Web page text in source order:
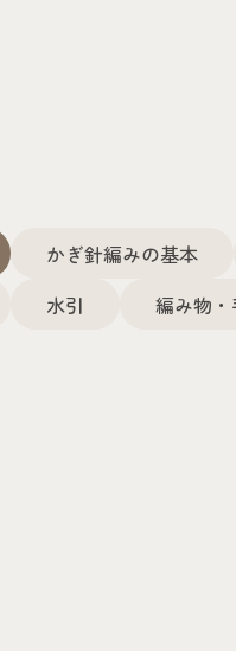
かぎ針編みの基本
水引
編み物